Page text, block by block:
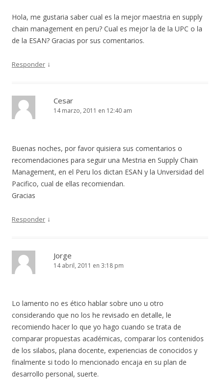
Hola, me gustaria saber cual es la mejor maestria en supply
chain management en peru? Cual es mejor la de la UPC o la
de la ESAN? Gracias por sus comentarios.
Responder ↓
Cesar
14 marzo, 2011 en 12:40 am
Buenas noches, por favor quisiera sus comentarios o
recomendaciones para seguir una Mestria en Supply Chain
Management, en el Peru los dictan ESAN y la Unversidad del
Pacifico, cual de ellas recomiendan.
Gracias
Responder ↓
Jorge
14 abril, 2011 en 3:18 pm
Lo lamento no es ético hablar sobre uno u otro
considerando que no los he revisado en detalle, le
recomiendo hacer lo que yo hago cuando se trata de
comparar propuestas académicas, comparar los contenidos
de los silabos, plana docente, experiencias de conocidos y
finalmente si todo lo mencionado encaja en su plan de
desarrollo personal, suerte.